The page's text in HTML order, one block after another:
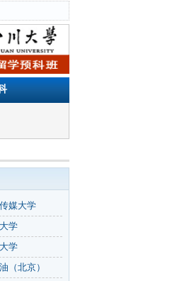
媒大学
学
学
（北京）